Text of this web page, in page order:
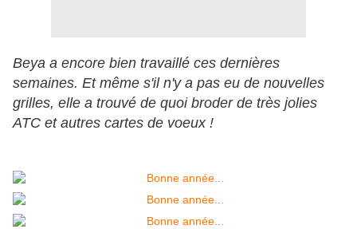
Beya a encore bien travaillé ces dernières
semaines. Et même s'il n'y a pas eu de nouvelles
grilles, elle a trouvé de quoi broder de très jolies
ATC et autres cartes de voeux !